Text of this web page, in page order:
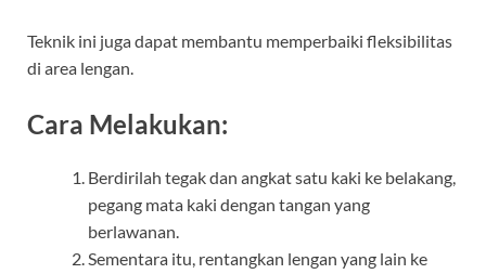
Teknik ini juga dapat membantu memperbaiki fleksibilitas
di area lengan.
Cara Melakukan:
Berdirilah tegak dan angkat satu kaki ke belakang,
pegang mata kaki dengan tangan yang
berlawanan.
Sementara itu, rentangkan lengan yang lain ke